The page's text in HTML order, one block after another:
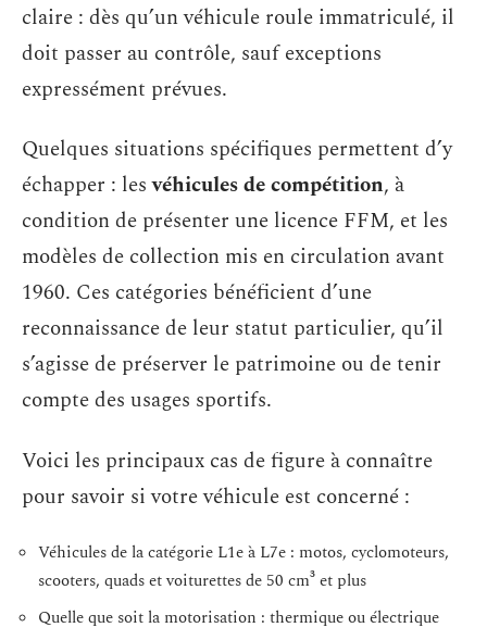
claire : dès qu’un véhicule roule immatriculé, il
doit passer au contrôle, sauf exceptions
expressément prévues.
Quelques situations spécifiques permettent d’y
échapper : lesvéhicules de compétition, à
condition de présenter une licence FFM, et les
modèles de collection mis en circulation avant
1960. Ces catégories bénéficient d’une
reconnaissance de leur statut particulier, qu’il
s’agisse de préserver le patrimoine ou de tenir
compte des usages sportifs.
Voici les principaux cas de figure à connaître
pour savoir si votre véhicule est concerné :
Véhicules de la catégorie L1e à L7e : motos, cyclomoteurs,
scooters, quads et voiturettes de 50 cm³ et plus
Quelle que soit la motorisation : thermique ou électrique